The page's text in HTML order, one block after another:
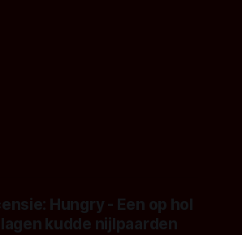
Hungry - Een op hol
kudde nijlpaarden